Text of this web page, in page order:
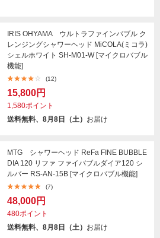
IRIS OHYAMA ウルトラファインバブル ク
レンジングシャワーヘッド MiCOLA(ミコラ)
シェルホワイト SH-M01-W [マイクロバブル
機能]
(12)
15,800円
1,580ポイント
送料無料、8月8日（土） お届け
MTG シャワーヘッド ReFa FINE BUBBLE
DIA 120 リファ ファイバブルダイア120 シ
ルバー RS-AN-15B [マイクロバブル機能]
(7)
48,000円
480ポイント
送料無料、8月8日（土） お届け